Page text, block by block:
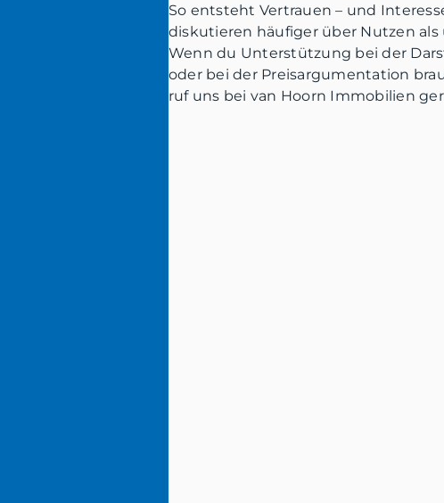
So entsteht Vertrauen – und
diskutieren häufiger über Nutzen als
Wenn du Unterstützung bei der
oder bei der Preisargumentation
ruf uns bei van Hoorn Immobilien